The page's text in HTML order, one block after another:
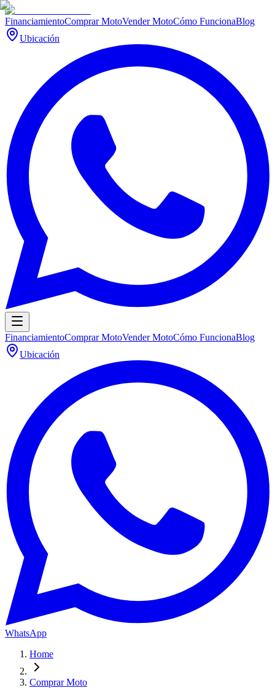
FinanciamientoComprar MotoVender MotoCómo FuncionaBlog
Ubicación
FinanciamientoComprar MotoVender MotoCómo FuncionaBlog
Ubicación
WhatsApp
Home
Comprar Moto